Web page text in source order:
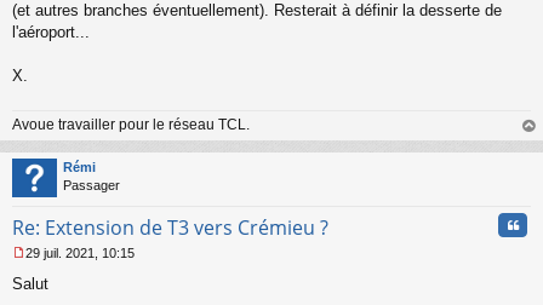
u
(et autres branches éventuellement). Resterait à définir la desserte de
l'aéroport...
X.
Avoue travailler pour le réseau TCL.
au
Rémi
Passager
Re: Extension de T3 vers Crémieu ?
e
29 juil. 2021, 10:15
Salut